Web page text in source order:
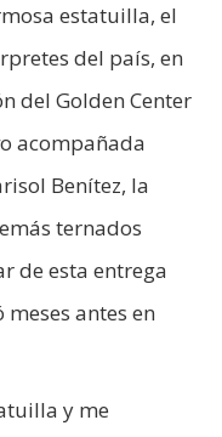
estatuilla, el
del país, en
del Golden Center
acompañada
Benítez, la
ternados
de esta entrega
antes en
y me